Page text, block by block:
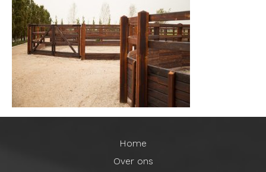
Home
Over ons